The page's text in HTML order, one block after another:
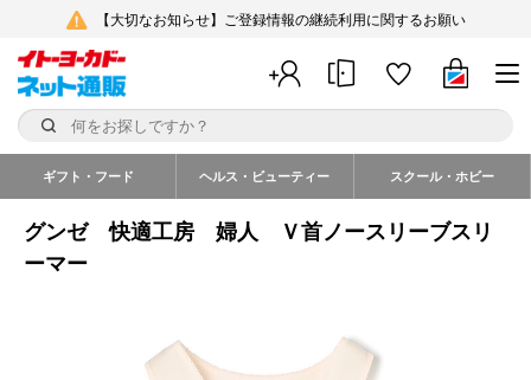
【大切なお知らせ】ご登録情報の継続利用に関するお願い
ギフト・フード ヘルス・ビューティー スクール・ホビー
グンゼ 快適工房 婦人 Ｖ首ノースリーブスリ
ーマー